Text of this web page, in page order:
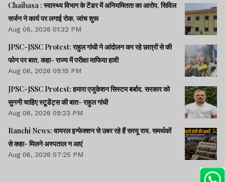
Chaibasa : स्वास्थ्य विभाग के टेंडर में अनियमितता का आरोप, सिविल
सर्जन ने कार्य पर लगाई रोक, जांच शुरू
Aug 06, 2026 01:32 PM
JPSC-JSSC Protest: राहुल गांधी ने आंदोलन कर रहे छात्रों से की
फोन पर बात, कहा- राज्य में परीक्षा माफिया हावी
Aug 06, 2026 09:15 PM
JPSC-JSSC Protest: हमारा एजुकेशन सिस्टम बर्बाद, सरकार को
सुननी चाहिए स्टूडेंट्स की बात- राहुल गांधी
Aug 06, 2026 09:23 PM
Ranchi News: वायरल इन्फेक्शन से उबर रहे हैं सरयू राय, समर्थकों
से कहा- मिलने अस्पताल न आएं
Aug 06, 2026 07:25 PM